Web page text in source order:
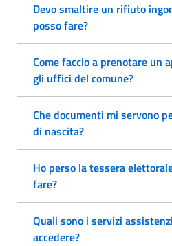
Devo smaltire un rifiuto
posso fare?
Come faccio a prenotare un
gli uffici del comune?
Che documenti mi servono
di nascita?
Ho perso la tessera
fare?
Quali sono i servizi
accedere?